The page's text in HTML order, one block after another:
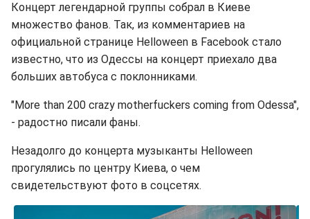
Концерт легендарной группы собрал в Киеве
множество фанов. Так, из комментариев на
официальной странице Helloween в Facebook стало
известно, что из Одессы на концерт приехало два
больших автобуса с поклонниками.
"More than 200 crazy motherfuckers coming from Odessa",
- радостно писали фаны.
Незадолго до концерта музыканты Helloween
прогулялись по центру Киева, о чем
свидетельствуют фото в соцсетях.